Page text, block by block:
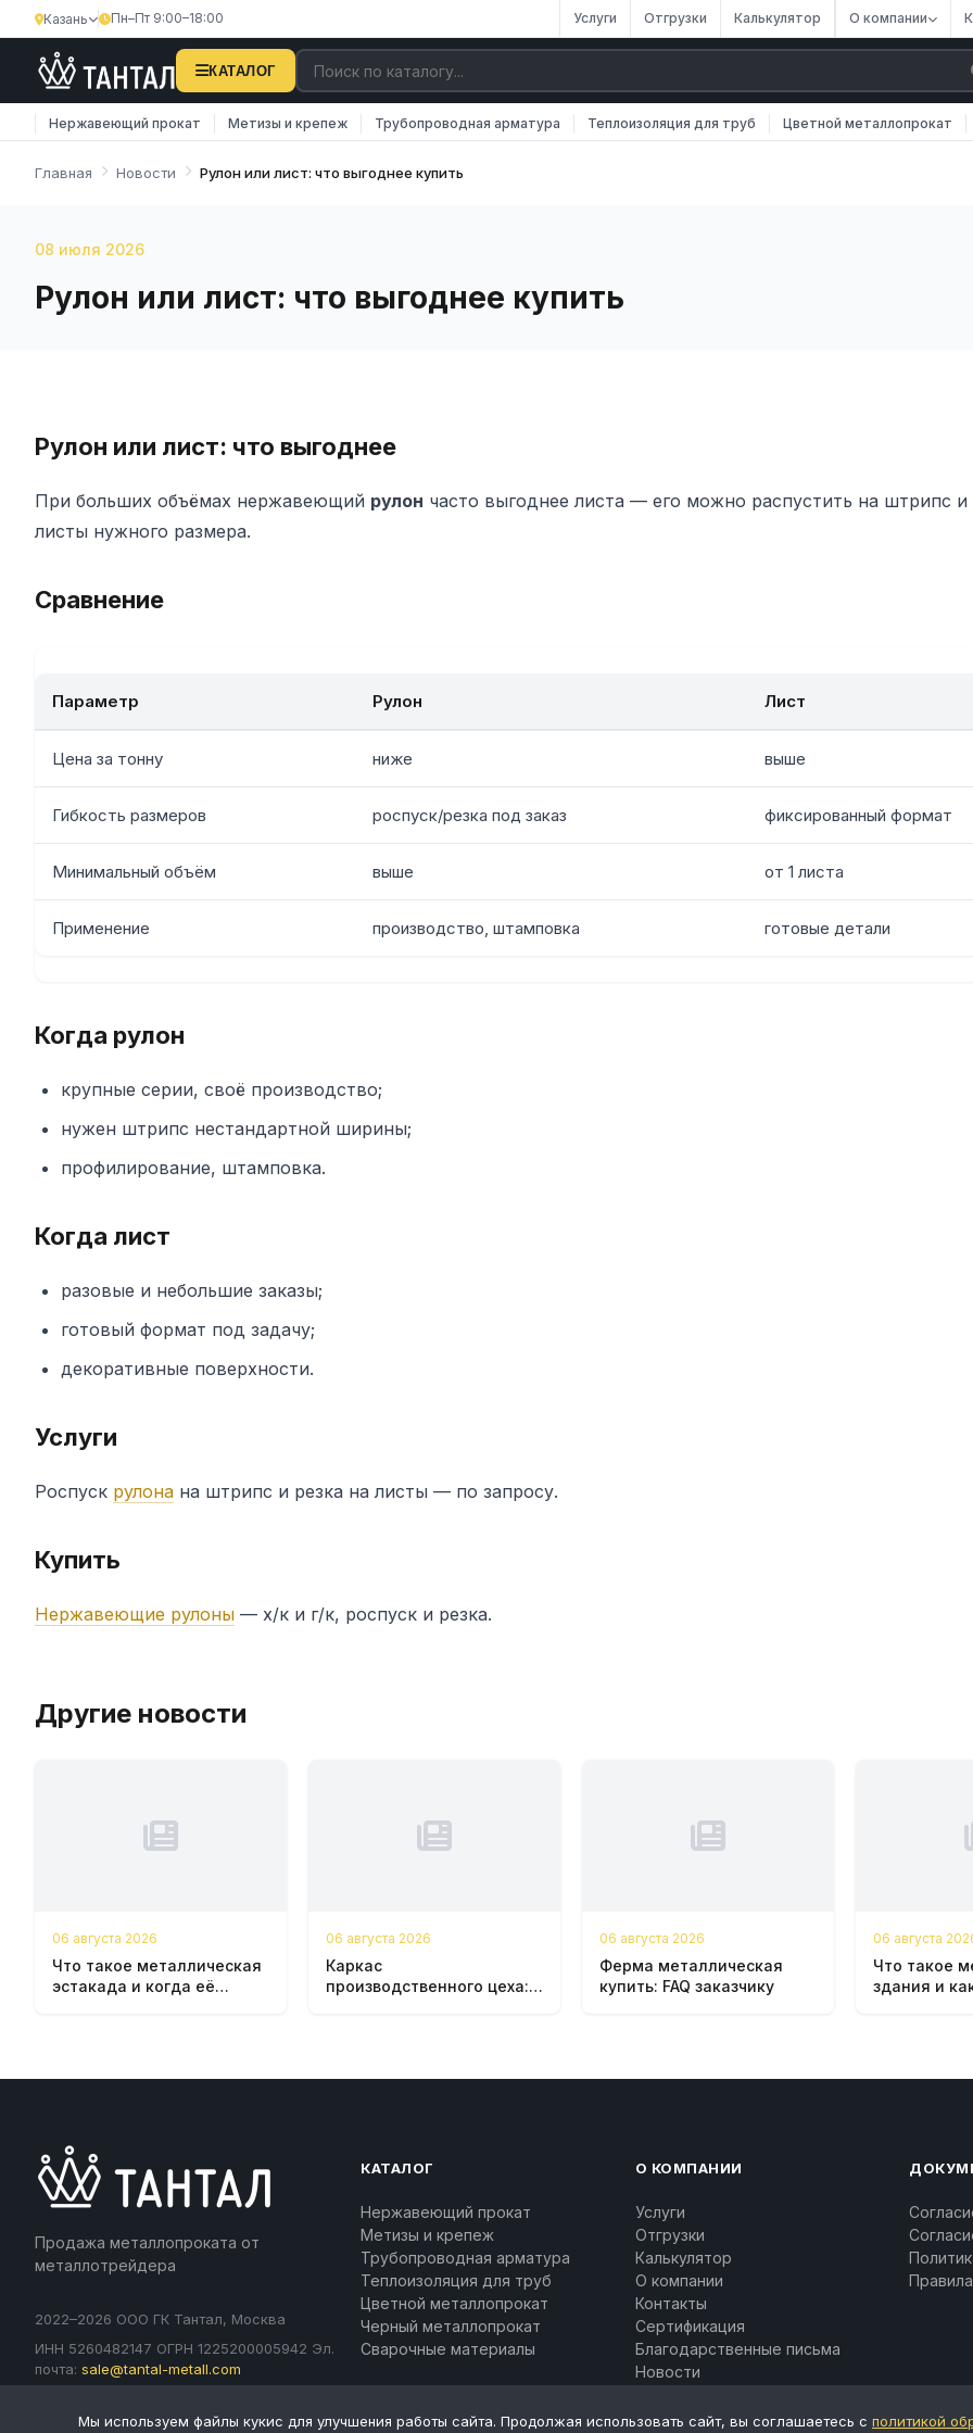
Казань Пн–Пт 9:00–18:00 Услуги Отгрузки Калькулятор О компании
КАТАЛОГ
Нержавеющий прокат Метизы и крепеж Трубопроводная арматура Теплоизоляция для труб Цветной металлопрокат
Главная Новости Рулон или лист: что выгоднее купить
08 июля 2026
Рулон или лист: что выгоднее купить
Рулон или лист: что выгоднее
При больших объёмах нержавеющий рулон часто выгоднее листа — его можно распустить на штрипс и
листы нужного размера.
Сравнение
Параметр Рулон Лист
Цена за тонну ниже выше
Гибкость размеров роспуск/резка под заказ фиксированный формат
Минимальный объём выше от 1 листа
Применение производство, штамповка готовые детали
Когда рулон
крупные серии, своё производство;
нужен штрипс нестандартной ширины;
профилирование, штамповка.
Когда лист
разовые и небольшие заказы;
готовый формат под задачу;
декоративные поверхности.
Услуги
Роспуск рулона на штрипс и резка на листы — по запросу.
Купить
Нержавеющие рулоны — х/к и г/к, роспуск и резка.
Другие новости
06 августа 2026
Что такое металлическая
эстакада и когда её
06 августа 2026
Каркас
производственного цеха:
06 августа 2026
Ферма металлическая
купить: FAQ заказчику
06 августа
Что такое
здания и
Продажа металлопроката от
металлотрейдера
2022–2026 ООО ГК Тантал, Москва
ИНН 5260482147 ОГРН 1225200005942 Эл.
почта: sale@tantal-metall.com
КАТАЛОГ
Нержавеющий прокат
Метизы и крепеж
Трубопроводная арматура
Теплоизоляция для труб
Цветной металлопрокат
Черный металлопрокат
Сварочные материалы
О КОМПАНИИ
Услуги
Отгрузки
Калькулятор
О компании
Контакты
Сертификация
Благодарственные письма
Новости
Мы используем файлы кукис для улучшения работы сайта. Продолжая использовать сайт, вы соглашаетесь с политикой